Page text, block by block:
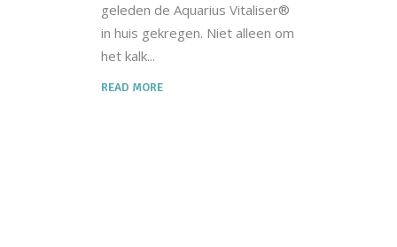
geleden de Aquarius Vitaliser®
in huis gekregen. Niet alleen om
het kalk
READ MORE